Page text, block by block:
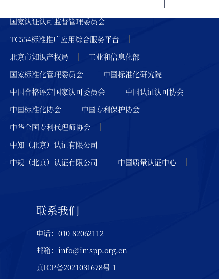
国家认证认可监督管理委员会
TC554标准推广应用综合服务平台
北京市知识产权局
工业和信息化部
国家标准化管理委员会
中国标准化研究院
中国合格评定国家认可委员会
中国认证认可协会
中国标准化协会
中国专利保护协会
中华全国专利代理师协会
中知（北京）认证有限公司
中规（北京）认证有限公司
中国质量认证中心
联系我们
电话：010-82062112
邮箱：info@imspp.org.cn
京ICP备2021031678号-1